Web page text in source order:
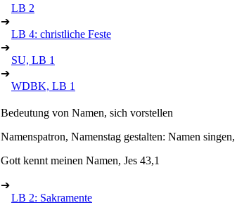
LB 2
➔
LB 4: christliche Feste
➔
SU, LB 1
➔
WDBK, LB 1
Bedeutung von Namen, sich vorstellen
Namenspatron, Namenstag gestalten: Namen
Gott kennt meinen Namen, Jes 43,1
➔
LB 2: Sakramente